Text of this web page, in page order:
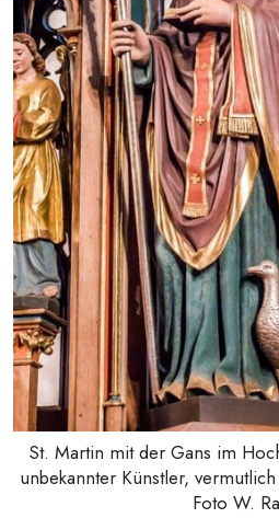
St. Martin mit der Gans im
unbekannter Künstler,
Foto W.